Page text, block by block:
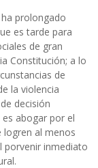
prolongado
es tarde para
de gran
Constitución; a lo
de
la violencia
decisión
abogar por el
logren al menos
porvenir inmediato